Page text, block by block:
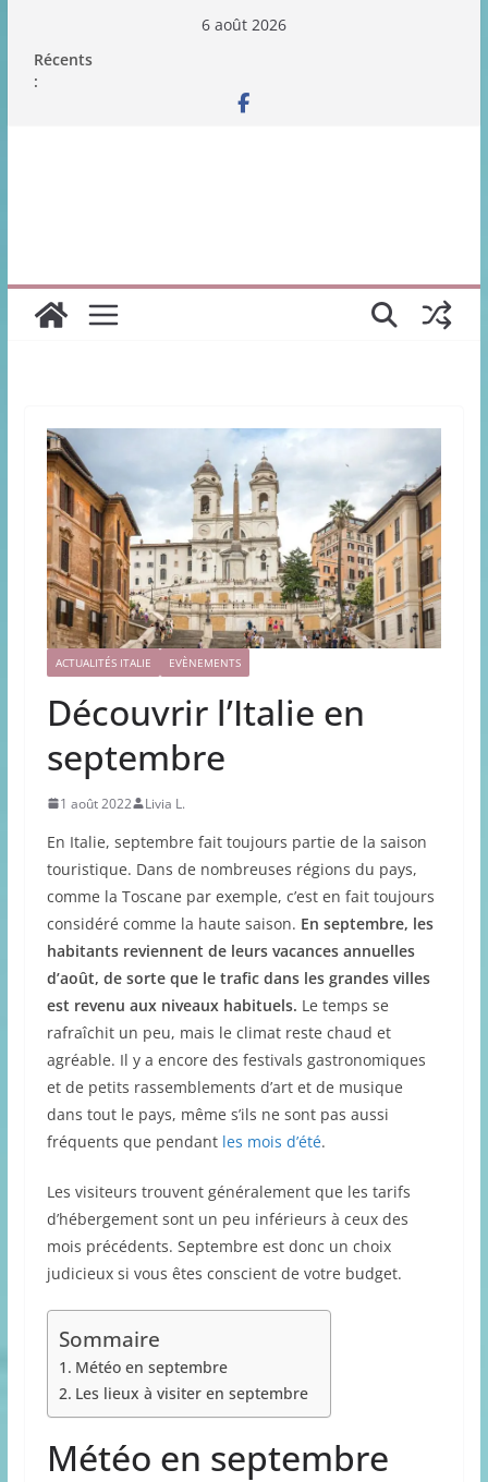
contenu
6 août 2026
Récents
:
ACTUALITÉS ITALIE EVÈNEMENTS
Découvrir l’Italie en
septembre
1 août 2022 Livia L.
En Italie, septembre fait toujours partie de la saison
touristique. Dans de nombreuses régions du pays,
comme la Toscane par exemple, c’est en fait toujours
considéré comme la haute saison. En septembre, les
habitants reviennent de leurs vacances annuelles
d’août, de sorte que le trafic dans les grandes villes
est revenu aux niveaux habituels. Le temps se
rafraîchit un peu, mais le climat reste chaud et
agréable. Il y a encore des festivals gastronomiques
et de petits rassemblements d’art et de musique
dans tout le pays, même s’ils ne sont pas aussi
fréquents que pendant les mois d’été.
Les visiteurs trouvent généralement que les tarifs
d’hébergement sont un peu inférieurs à ceux des
mois précédents. Septembre est donc un choix
judicieux si vous êtes conscient de votre budget.
Sommaire
Météo en septembre
Les lieux à visiter en septembre
Météo en septembre